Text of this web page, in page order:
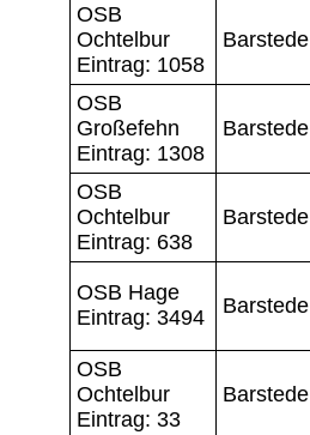
OSB
Ochtelbur
Eintrag: 1058
Barstede
OSB
Großefehn
Eintrag: 1308
Barstede
OSB
Ochtelbur
Eintrag: 638
Barstede
OSB Hage
Eintrag: 3494
Barstede
OSB
Ochtelbur
Eintrag: 33
Barstede